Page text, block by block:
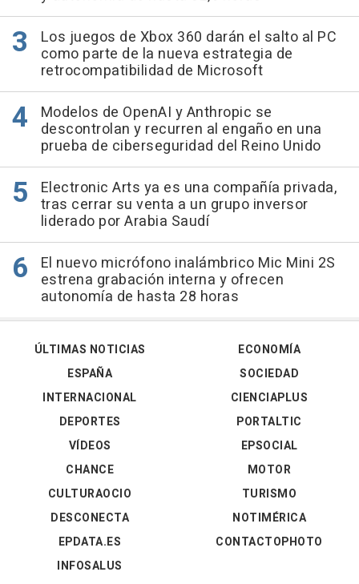
Los juegos de Xbox 360 darán el salto al PC
como parte de la nueva estrategia de
retrocompatibilidad de Microsoft
Modelos de OpenAI y Anthropic se
descontrolan y recurren al engaño en una
prueba de ciberseguridad del Reino Unido
Electronic Arts ya es una compañía privada,
tras cerrar su venta a un grupo inversor
liderado por Arabia Saudí
El nuevo micrófono inalámbrico Mic Mini 2S
estrena grabación interna y ofrecen
autonomía de hasta 28 horas
ÚLTIMAS NOTICIAS
ESPAÑA
INTERNACIONAL
DEPORTES
VÍDEOS
ECONOMÍA
SOCIEDAD
CIENCIAPLUS
PORTALTIC
EPSOCIAL
CHANCE
CULTURAOCIO
DESCONECTA
EPDATA.ES
INFOSALUS
MOTOR
TURISMO
NOTIMÉRICA
CONTACTOPHOTO